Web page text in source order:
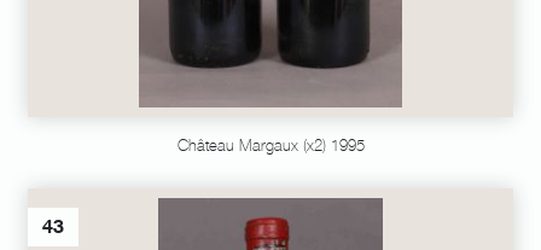
Château Margaux (x2) 1995
43